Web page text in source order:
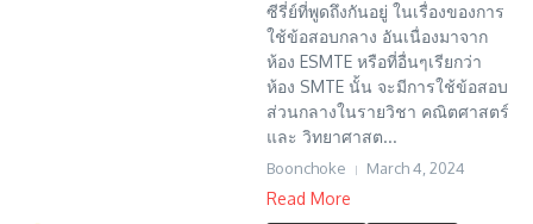
ซีรี่ย์ที่พูดถึงกันอยู่ ในเรื่องของการ
ใช้ข้อสอบกลาง อันเนื่องมาจาก
ห้อง ESMTE หรือที่อื่นๆเรียกว่า
ห้อง SMTE นั้น จะมีการใช้ข้อสอบ
ส่วนกลางในรายวิชา คณิตศาสตร์
และ วิทยาศาสต...
Boonchoke March 4, 2024
Read More